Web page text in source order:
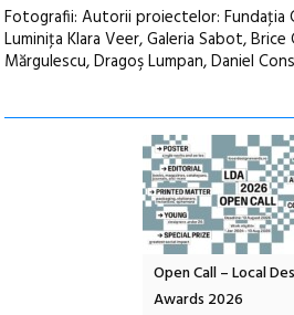
Fotografii: Autorii proiectelor: Fundaţia
Luminiţa Klara Veer, Galeria Sabot, Brice
Mărgulescu, Dragoş Lumpan, Daniel
Open Call – Local
Awards 2026